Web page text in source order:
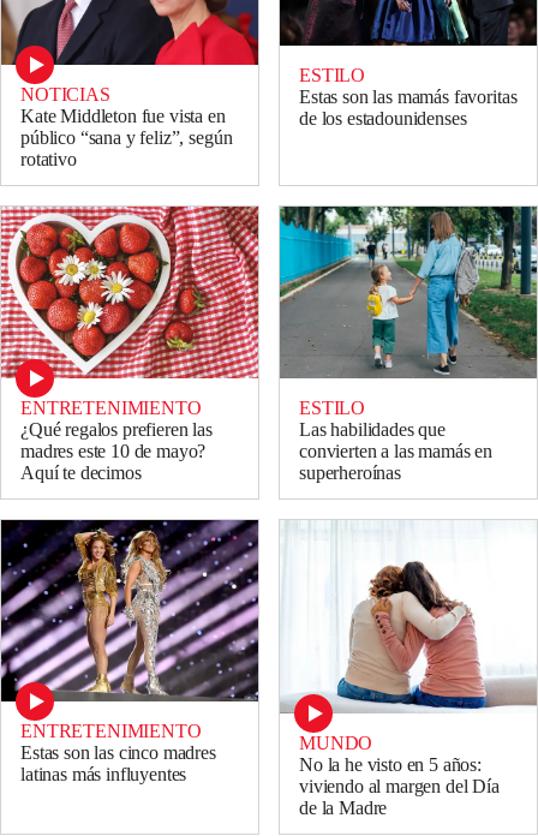
NOTICIAS
Kate Middleton fue vista en
público “sana y feliz”, según
rotativo
ESTILO
Estas son las mamás favoritas
de los estadounidenses
ENTRETENIMIENTO
¿Qué regalos prefieren las
madres este 10 de mayo?
Aquí te decimos
ESTILO
Las habilidades que
convierten a las mamás en
superheroínas
ENTRETENIMIENTO
Estas son las cinco madres
latinas más influyentes
MUNDO
No la he visto en 5 años:
viviendo al margen del Día
de la Madre